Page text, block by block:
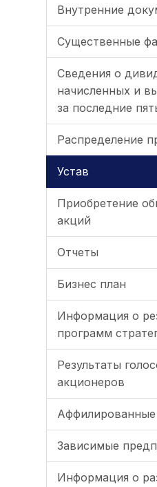
Внутренние
Существенные
Сведения о
начисленных и
за последние
Распределение
Устав
Приобретение
акций
Отчеты
Бизнес план
Информация о
программ
Результаты
акционеров
Зависимые
Информация о